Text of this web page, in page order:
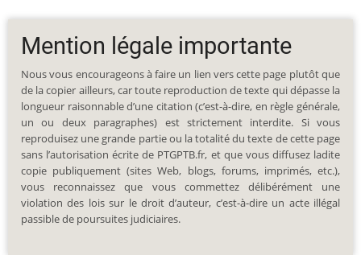
Mention légale importante
Nous vous encourageons à faire un lien vers cette page plutôt que
de la copier ailleurs, car toute reproduction de texte qui dépasse la
longueur raisonnable d’une citation (c’est-à-dire, en règle générale,
un ou deux paragraphes) est strictement interdite. Si vous
reproduisez une grande partie ou la totalité du texte de cette page
sans l’autorisation écrite de PTGPTB.fr, et que vous diffusez ladite
copie publiquement (sites Web, blogs, forums, imprimés, etc.),
vous reconnaissez que vous commettez délibérément une
violation des lois sur le droit d’auteur, c’est-à-dire un acte illégal
passible de poursuites judiciaires.